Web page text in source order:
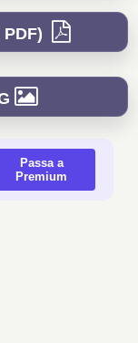
Passa a
Premium